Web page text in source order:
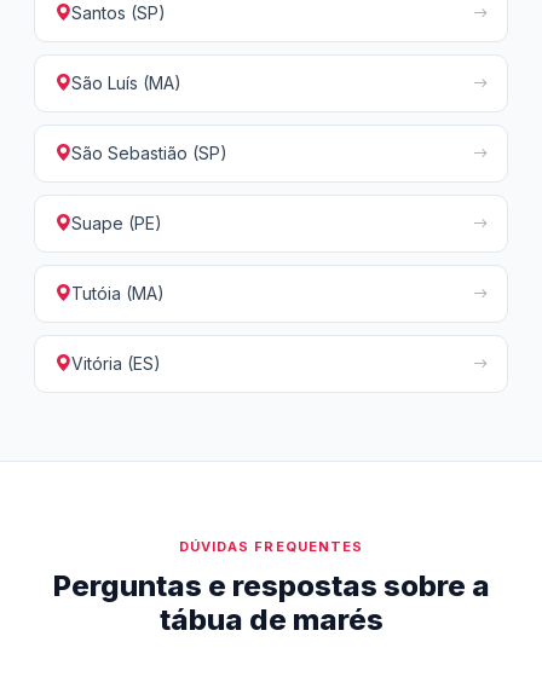
Santos (SP)
São Luís (MA)
São Sebastião (SP)
Suape (PE)
Tutóia (MA)
Vitória (ES)
DÚVIDAS FREQUENTES
Perguntas e respostas sobre a
tábua de marés